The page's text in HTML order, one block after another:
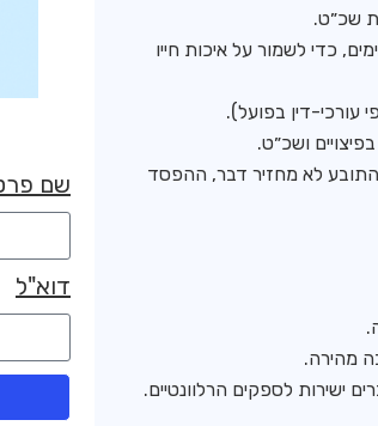
שכ״ט.
כדי לשמור על איכות חייו
עורכי-דין בפועל).
ושכ״ט.
התובע לא מחזיר דבר, ההפסד
מהירה.
ישירות לספקים הרלוונטיים.
שם
דוא"ל